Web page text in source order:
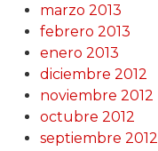
marzo 2013
febrero 2013
enero 2013
diciembre 2012
noviembre 2012
octubre 2012
septiembre 2012